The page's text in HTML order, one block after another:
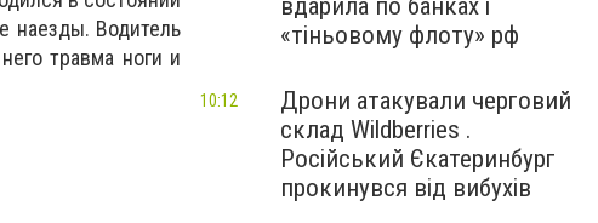
наезды. Водитель
травма ноги и
вдарила по банках і
«тіньовому флоту» рф
Дрони атакували черговий
склад Wildberries .
Російський Єкатеринбург
прокинувся від вибухів
10:12